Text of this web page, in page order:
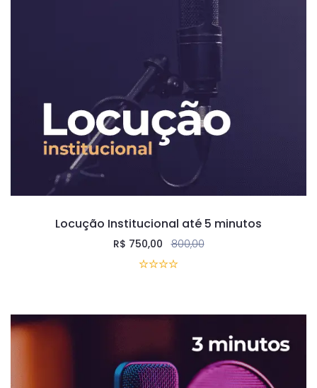
Locução Institucional até 5 minutos
800,00
R$ 750,00